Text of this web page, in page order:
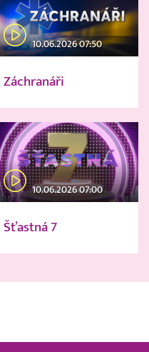
10.06.2026 07:50
Záchranáři
10.06.2026 07:00
Šťastná 7